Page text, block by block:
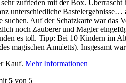
zufrieden mit der Box. Überrascht
unterschiedliche
suchen. Auf der Schatzkarte war
noch Zauberer und Magier
es toll. Tipp: Bei 10 Kindern im
magischen Amuletts). Insgesamt
Kauf. Mehr Informationen
5von 5